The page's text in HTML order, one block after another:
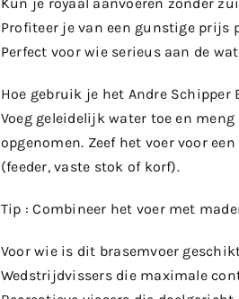
Kun je royaal aanvoeren zonder
Profiteer je van een gunstige prijs
Perfect voor wie serieus aan de
Hoe gebruik je het Andre Schipper
Voeg geleidelijk water toe en
opgenomen. Zeef het voer voor
(feeder, vaste stok of korf).
Tip : Combineer het voer met
Voor wie is dit brasemvoer
Wedstrijdvissers die maximale